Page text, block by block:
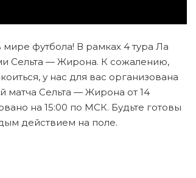
мире футбола! В рамках 4 тура Ла
Сельта — Жирона. К сожалению,
у нас для вас организована
матча Сельта — Жирона от 14
на 15:00 по МСК. Будьте готовы
действием на поле.